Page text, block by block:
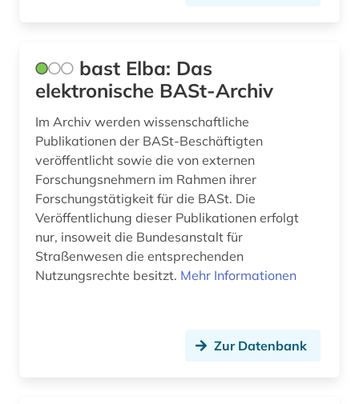
metallurgie (1)
mobilität (3)
mobilitätsforschung (2)
mobilitätstechnologie (1)
montanportal (1)
nachhaltigkeit (1)
naturgefahr (1)
neuheit (1)
bast Elba: Das
elektronische BASt-Archiv
Im Archiv werden wissenschaftliche
Publikationen der BASt-Beschäftigten
veröffentlicht sowie die von externen
Forschungsnehmern im Rahmen ihrer
Forschungstätigkeit für die BASt. Die
Veröffentlichung dieser Publikationen erfolgt
nur, insoweit die Bundesanstalt für
Straßenwesen die entsprechenden
Nutzungsrechte besitzt. Mehr Informationen
Zur Datenbank